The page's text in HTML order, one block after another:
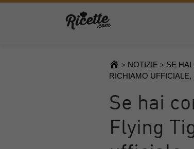
> NOTIZIE > SE HAI
RICHIAMO
Se hai
Flying